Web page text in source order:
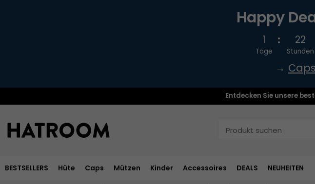
Happy
1
Tage
22
Stunden
→ Caps
Entdecken Sie unsere
BESTSELLERS Hüte Caps Mützen Kinder Accessoires DEALS NEUHEITEN